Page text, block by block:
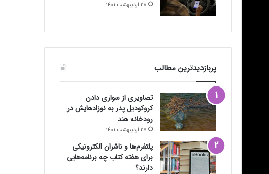
28 اردیبهشت 1401
پربازدیدترین مطالب
تصاویری از سواری دادن
کروکودیل پدر به نوزادهایش در
رودخانه هند
27 اردیبهشت 1401
پلتفرم‌ها و ناشران الکترونیکی
برای هفته کتاب چه برنامه‌هایی
دارند؟